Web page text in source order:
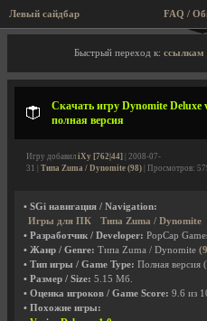
Левый сайдбар FAQ /
Описание игры,
Быстрый переход к: ссылкам
Скачать игру Dynomite Deluxe
полная версия
Игру добавил iXy [762|44] | 2008-07-
31 | Типа Zuma / Dynomite (98) | Просмотров:
• SGi навигация / Navigation:
Игры для ПК
Типа Zuma / Dynomite
• Разработчик / Developer: PopCap
• Жанр / Genre: Типа Zuma / Dynomite
• Тип игры / Game Type: Полная версия
• Размер / Size: 5.15 Мб.
• Оценка игроков / Game Score: 9.6 из
• Похожие игры: